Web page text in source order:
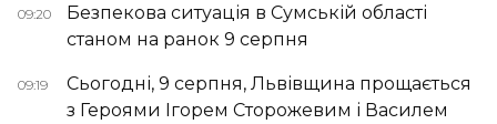
09:20
Безпекова ситуація в Сумській області
станом на ранок 9 серпня
09:19
Сьогодні, 9 серпня, Львівщина прощається
з Героями Ігорем Сторожевим і Василем